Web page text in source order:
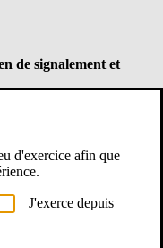
de signalement et
l’intrusion,
en compte les
d'exercice afin que
J'exerce depuis